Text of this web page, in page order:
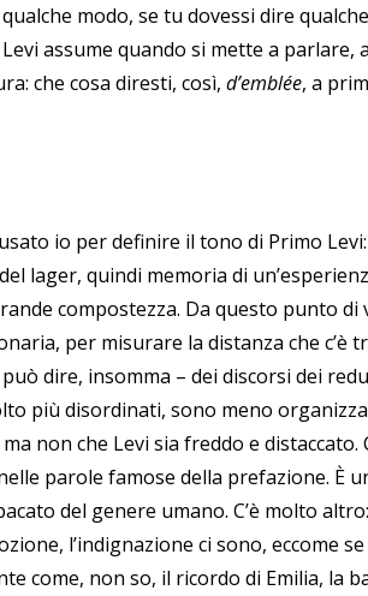
modo, se tu dovessi dire
assume quando si mette a parlare,
che cosa diresti, così, d’emblée, a
io per definire il tono di Primo
lager, quindi memoria di
compostezza. Da questo punto di
per misurare la distanza che c’è
dire, insomma – dei discorsi dei
più disordinati, sono meno
non che Levi sia freddo e distaccato.
parole famose della prefazione. È
del genere umano. C’è molto
l’indignazione ci sono, eccome
come, non so, il ricordo di Emilia, la